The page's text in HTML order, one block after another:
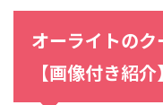
オーライトの
【画像付き紹介】